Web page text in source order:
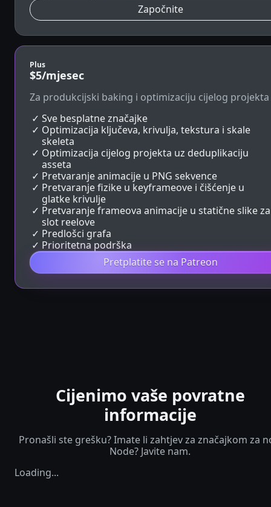
Započnite
Plus
$5/mjesec
Za produkcijski baking i optimizaciju cijelog projekta
Sve besplatne značajke
Optimizacija ključeva, krivulja, tekstura i skale
skeleta
Optimizacija cijelog projekta uz deduplikaciju
asseta
Pretvaranje animacije u PNG sekvence
Pretvaranje fizike u keyframeove i čišćenje u
glatke krivulje
Pretvaranje frameova animacije u statične slike za
slot reelove
Predlošci grafa
Prioritetna podrška
Pretplatite se na Patreon
Cijenimo vaše povratne
informacije
Pronašli ste grešku? Imate li zahtjev za značajkom za
Node? Javite nam.
Loading...